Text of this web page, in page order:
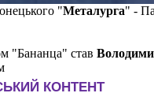
"Металурга" -
"Бананца" став